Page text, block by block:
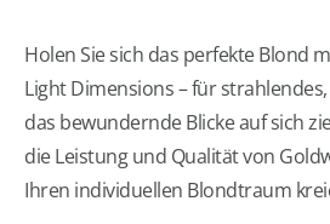
Holen Sie sich das perfekte Blond
Light Dimensions – für
das bewundernde Blicke auf sich
die Leistung und Qualität von
Ihren individuellen Blondtraum